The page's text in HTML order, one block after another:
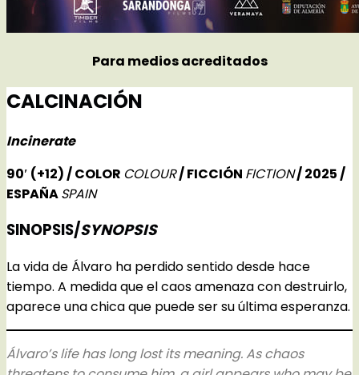
Para medios acreditados
CALCINACIÓN
Incinerate
90′ (+12) / COLOR COLOUR/ FICCIÓN FICTION/ 2025 /
ESPAÑASPAIN
SINOPSIS/SYNOPSIS
La vida de Álvaro ha perdido sentido desde hace
tiempo. A medida que el caos amenaza con destruirlo,
aparece una chica que puede ser su última esperanza.
Álvaro’s life has long lost its meaning. As chaos